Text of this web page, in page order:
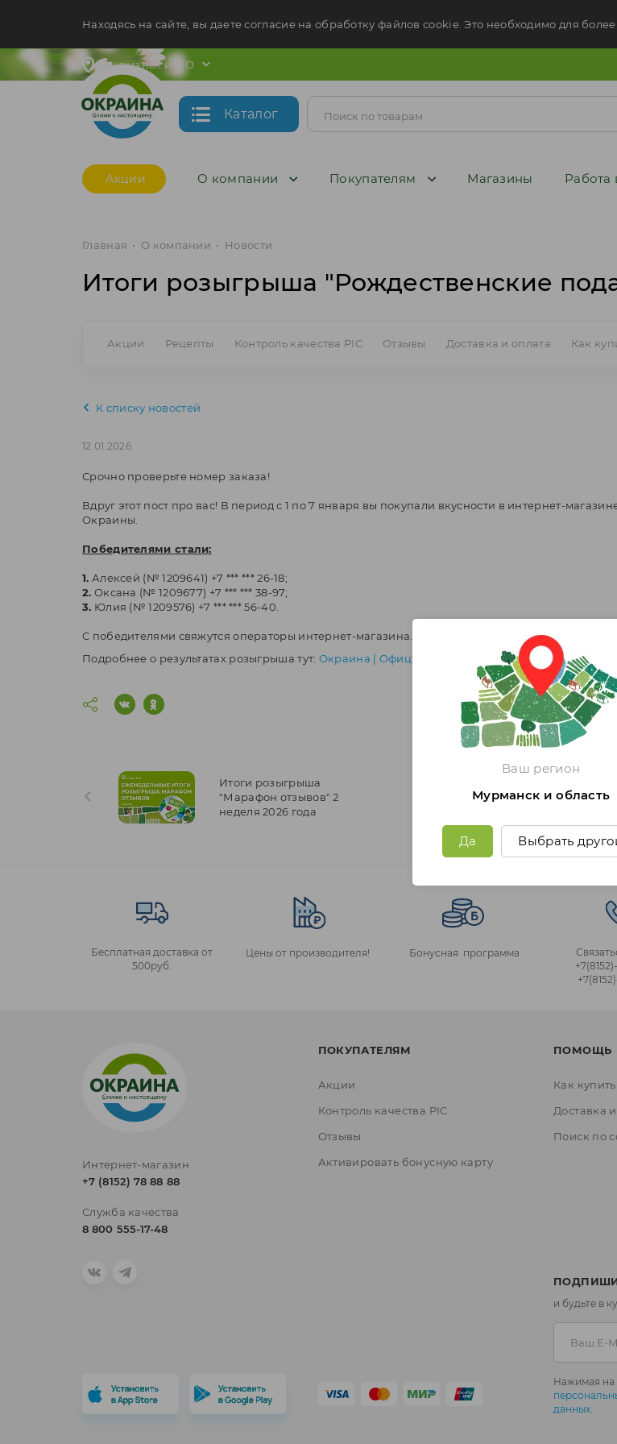
Ваш регион
Мурманск и область
Да Выбрать
Находясь на сайте, вы даете согласие на обработку файлов cookie. Это необходимо для
Мурманск и МО
Каталог
Акции О компании Покупателям Магазины Работа
Главная • О компании • Новости
Итоги розыгрыша "Рождественские
Акции Рецепты Контроль качества PIC Отзывы Доставка и оплата Как
К списку новостей
12.01.2026
Срочно проверьте номер заказа!
Вдруг этот пост про вас! В период с 1 по 7 января вы покупали вкусности в интернет-
Окраины.
Победителями стали:
1. Алексей (№ 1209641) +7 *** *** 26-18;
2. Оксана (№ 1209677) +7 *** *** 38-97;
3. Юлия (№ 1209576) +7 *** *** 56-40.
С победителями свяжутся операторы интернет-магазина.
Подробнее о результатах розыгрыша тут: Окраина | Официальное сообщество.
Итоги розыгрыша
"Марафон отзывов" 2
неделя 2026 года
Бесплатная доставка от
500руб.
Цены от производителя! Бонусная программа
Интернет-магазин
+7 (8152) 78 88 88
Служба качества
8 800 555-17-48
ПОКУПАТЕЛЯМ
Акции
Контроль качества PIC
Отзывы
Активировать бонусную карту
ПОМОЩЬ
Как купить
Доставка
Поиск по
и будьте в
Нажимая на
данных.